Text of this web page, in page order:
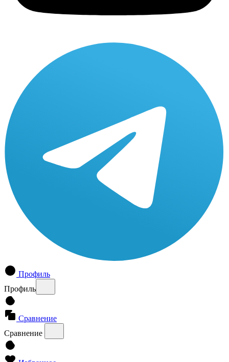
Профиль
Профиль
Сравнение
Сравнение